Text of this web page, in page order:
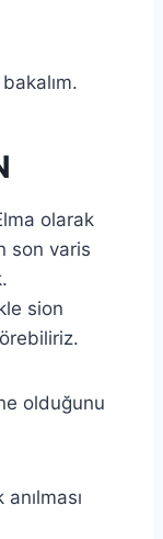
olarak
son varis
sion
olduğunu